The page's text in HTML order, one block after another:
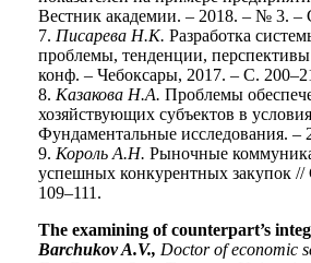
Вестник академии. – 2018. – № 3. –
7. Писарева Н.К. Разработка
проблемы, тенденции,
конф. – Чебоксары, 2017. – С.
8. Казакова Н.А. Проблемы
хозяйствующих субъектов в
Фундаментальные исследования.
9. Король А.Н. Рыночные
успешных конкурентных закупок
109–111.
The examining of counterpart’s
Barchukov A.V., Doctor of economic